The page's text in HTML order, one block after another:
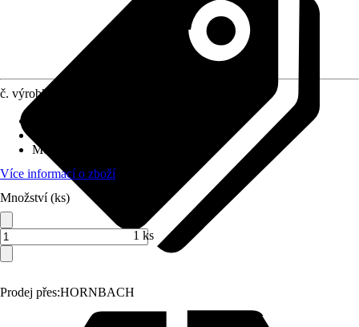
Prodej přes:HORNBACH
č. výrobku
Možnost upevnění
Více informací o zboží
Množství (ks)
1 ks